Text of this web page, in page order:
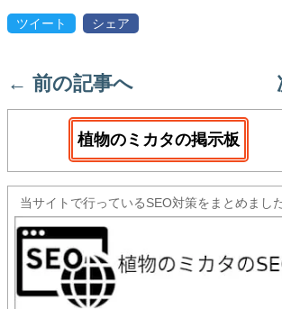
ツイート シェア
← 前の記事へ
植物のミカタの掲示板
当サイトで行っているSEO対策をまとめました